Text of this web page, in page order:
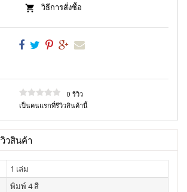
วิธีการสั่งซื้อ
0 รีวิว
เป็นคนแรกที่รีวิวสินค้านี้
วสินค้า
1 เล่ม
พิมพ์ 4 สี